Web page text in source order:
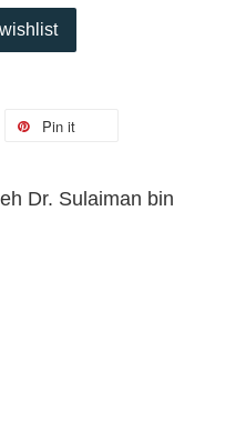
Pin it
Dr. Sulaiman bin